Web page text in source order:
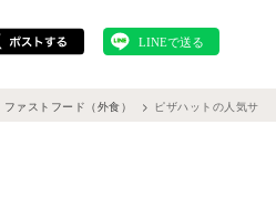
ファストフード（外食） ピザハットの人気サ